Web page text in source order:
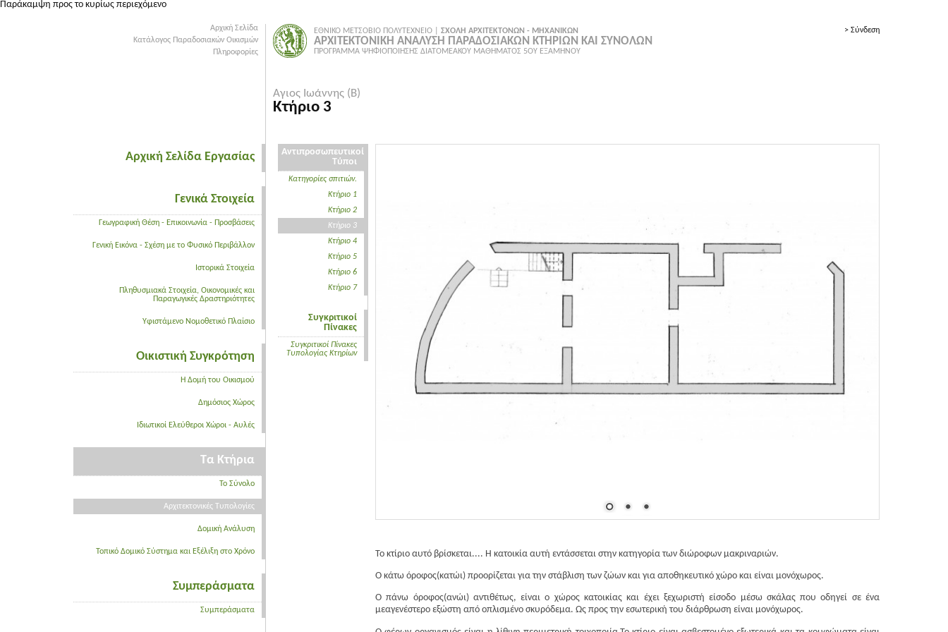
Παράκαμψη προς το κυρίως περιεχόμενο
Αρχική Σελίδα
Κατάλογος Παραδοσιακών Οικισμών
Πληροφορίες
Αρχική Σελίδα Εργασίας
Γενικά Στοιχεία
Γεωγραφική Θέση - Επικοινωνία - Προσβάσεις
Γενική Εικόνα - Σχέση με το Φυσικό Περιβάλλον
Ιστορικά Στοιχεία
Πληθυσμιακά Στοιχεία, Οικονομικές και
Παραγωγικές Δραστηριότητες
Υφιστάμενο Νομοθετικό Πλαίσιο
Οικιστική Συγκρότηση
Η Δομή του Οικισμού
Δημόσιος Χώρος
Ιδιωτικοί Ελεύθεροι Χώροι - Αυλές
Τα Κτήρια
Το Σύνολο
Αρχιτεκτονικές Τυπολογίες
Δομική Ανάλυση
Τοπικό Δομικό Σύστημα και Εξέλιξη στο Χρόνο
Συμπεράσματα
Συμπεράσματα
ΕΘΝΙΚΟ ΜΕΤΣΟΒΙΟ ΠΟΛΥΤΕΧΝΕΙΟ | ΣΧΟΛΗ ΑΡΧΙΤΕΚΤΟΝΩΝ - ΜΗΧΑΝΙΚΩΝ
ΑΡΧΙΤΕΚΤΟΝΙΚΗ ΑΝΑΛΥΣΗ ΠΑΡΑΔΟΣΙΑΚΩΝ ΚΤΗΡΙΩΝ ΚΑΙ ΣΥΝΟΛΩΝ
ΠΡΟΓΡΑΜΜΑ ΨΗΦΙΟΠΟΙΗΣΗΣ ΔΙΑΤΟΜΕΑΚΟΥ ΜΑΘΗΜΑΤΟΣ 5ΟΥ ΕΞΑΜΗΝΟΥ
> Σύνδεση
Αγιος Ιωάννης (Β)
Κτήριο 3
Αντιπροσωπευτικοί
Τύποι
Κατηγορίες σπιτιών.
Κτήριο 1
Κτήριο 2
Κτήριο 3
Κτήριο 4
Κτήριο 5
Κτήριο 6
Κτήριο 7
Συγκριτικοί
Πίνακες
Συγκριτικοί Πίνακες
Τυπολογίας Κτηρίων
Το κτίριο αυτό βρίσκεται.... Η κατοικία αυτή εντάσσεται στην κατηγορία των διώροφων μακριναριών.
Ο κάτω όροφος(κατώι) προορίζεται για την στάβλιση των ζώων και για αποθηκευτικό χώρο και είναι μονόχωρος.
Ο πάνω όροφος(ανώι) αντιθέτως, είναι ο χώρος κατοικίας και έχει ξεχωριστή είσοδο μέσω σκάλας που οδηγεί σε ένα
μεαγενέστερο εξώστη από οπλισμένο σκυρόδεμα. Ως προς την εσωτερική του διάρθρωση είναι μονόχωρος.